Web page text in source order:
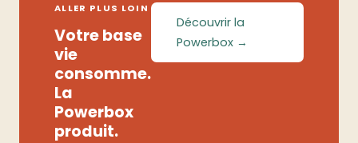
ALLER PLUS LOIN
Votre base
vie
consomme.
La
Powerbox
produit.
Découvrir la
Powerbox →